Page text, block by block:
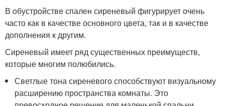
В обустройстве спален сиреневый фигурирует очень
часто как в качестве основного цвета, так и в качестве
дополнения к другим.
Сиреневый имеет ряд существенных преимуществ,
которые многим полюбились.
Светлые тона сиреневого способствуют визуальному
расширению пространства комнаты. Это